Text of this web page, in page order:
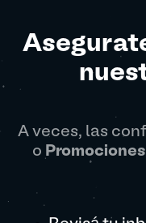
A veces, las
o Promociones